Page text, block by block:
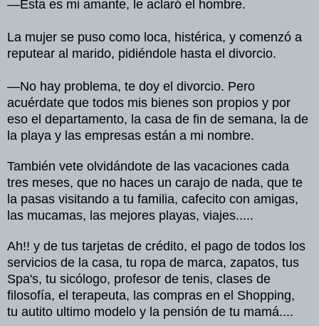
—Esta es mi amante, le aclaró el hombre.
La mujer se puso como loca, histérica, y comenzó a
reputear al marido, pidiéndole hasta el divorcio.
—No hay problema, te doy el divorcio. Pero
acuérdate que todos mis bienes son propios y por
eso el departamento, la casa de fin de semana, la de
la playa y las empresas están a mi nombre.
También vete olvidándote de las vacaciones cada
tres meses, que no haces un carajo de nada, que te
la pasas visitando a tu familia, cafecito con amigas,
las mucamas, las mejores playas, viajes.....
Ah!! y de tus tarjetas de crédito, el pago de todos los
servicios de la casa, tu ropa de marca, zapatos, tus
Spa's, tu sicólogo, profesor de tenis, clases de
filosofía, el terapeuta, las compras en el Shopping,
tu autito ultimo modelo y la pensión de tu mamá....